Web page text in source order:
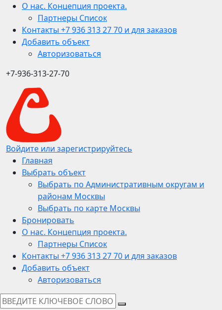
О нас. Концепция проекта.
Партнеры Список
Контакты +7 936 313 27 70 и для заказов
Добавить объект
Авторизоваться
+7-936-313-27-70
Войдите или зарегистрируйтесь
Главная
Выбрать объект
Выбрать по Административным округам и
районам Москвы
Выбрать по карте Москвы
Бронировать
О нас. Концепция проекта.
Партнеры Список
Контакты +7 936 313 27 70 и для заказов
Добавить объект
Авторизоваться